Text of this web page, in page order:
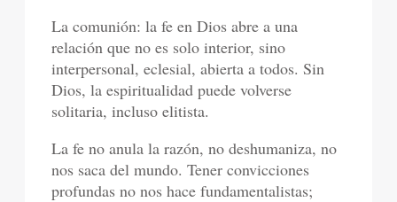
La comunión: la fe en Dios abre a una
relación que no es solo interior, sino
interpersonal, eclesial, abierta a todos. Sin
Dios, la espiritualidad puede volverse
solitaria, incluso elitista.
La fe no anula la razón, no deshumaniza, no
nos saca del mundo. Tener convicciones
profundas no nos hace fundamentalistas;